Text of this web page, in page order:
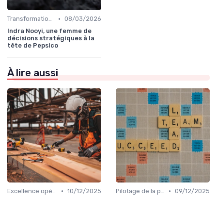
Transformation digitale de l’entreprise • 08/03/2026
Indra Nooyi, une femme de
décisions stratégiques à la
tête de Pepsico
À lire aussi
Excellence opérationnelle • 10/12/2025
Pilotage de la performance globale • 09/12/2025